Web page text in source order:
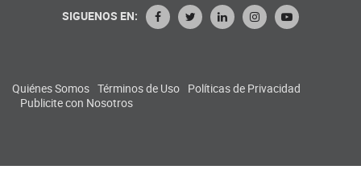
SIGUENOS EN:
Quiénes Somos Términos de Uso Políticas de Privacidad
Publicite con Nosotros